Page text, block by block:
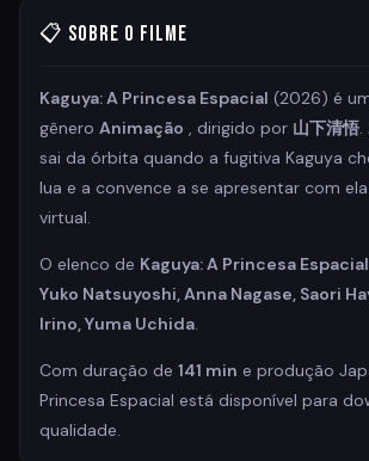
📋 Sobre o Filme
Kaguya: A Princesa Espacial (2026) é
gênero Animação , dirigido por 山下清悟.
sai da órbita quando a fugitiva Kaguya
lua e a convence a se apresentar com
virtual.
O elenco de Kaguya: A Princesa Espacial
Yuko Natsuyoshi, Anna Nagase, Saori
Irino, Yuma Uchida.
Com duração de 141 min e produção
Princesa Espacial está disponível para
qualidade.